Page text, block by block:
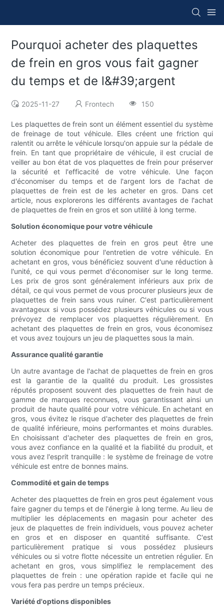
Pourquoi acheter des plaquettes
de frein en gros vous fait gagner
du temps et de l&#39;argent
2025-11-27 Frontech 150
Les plaquettes de frein sont un élément essentiel du système
de freinage de tout véhicule. Elles créent une friction qui
ralentit ou arrête le véhicule lorsqu'on appuie sur la pédale de
frein. En tant que propriétaire de véhicule, il est crucial de
veiller au bon état de vos plaquettes de frein pour préserver
la sécurité et l'efficacité de votre véhicule. Une façon
d'économiser du temps et de l'argent lors de l'achat de
plaquettes de frein est de les acheter en gros. Dans cet
article, nous explorerons les différents avantages de l'achat
de plaquettes de frein en gros et son utilité à long terme.
Solution économique pour votre véhicule
Acheter des plaquettes de frein en gros peut être une
solution économique pour l'entretien de votre véhicule. En
achetant en gros, vous bénéficiez souvent d'une réduction à
l'unité, ce qui vous permet d'économiser sur le long terme.
Les prix de gros sont généralement inférieurs aux prix de
détail, ce qui vous permet de vous procurer plusieurs jeux de
plaquettes de frein sans vous ruiner. C'est particulièrement
avantageux si vous possédez plusieurs véhicules ou si vous
prévoyez de remplacer vos plaquettes régulièrement. En
achetant des plaquettes de frein en gros, vous économisez
et vous avez toujours un jeu de plaquettes sous la main.
Assurance qualité garantie
Un autre avantage de l'achat de plaquettes de frein en gros
est la garantie de la qualité du produit. Les grossistes
réputés proposent souvent des plaquettes de frein haut de
gamme de marques reconnues, vous garantissant ainsi un
produit de haute qualité pour votre véhicule. En achetant en
gros, vous évitez le risque d'acheter des plaquettes de frein
de qualité inférieure, moins performantes et moins durables.
En choisissant d'acheter des plaquettes de frein en gros,
vous avez confiance en la qualité et la fiabilité du produit, et
vous avez l'esprit tranquille : le système de freinage de votre
véhicule est entre de bonnes mains.
Commodité et gain de temps
Acheter des plaquettes de frein en gros peut également vous
faire gagner du temps et de l'énergie à long terme. Au lieu de
multiplier les déplacements en magasin pour acheter des
jeux de plaquettes de frein individuels, vous pouvez acheter
en gros et en disposer en quantité suffisante. C'est
particulièrement pratique si vous possédez plusieurs
véhicules ou si votre flotte nécessite un entretien régulier. En
achetant en gros, vous simplifiez le remplacement des
plaquettes de frein : une opération rapide et facile qui ne
vous fera pas perdre un temps précieux.
Variété d'options disponibles